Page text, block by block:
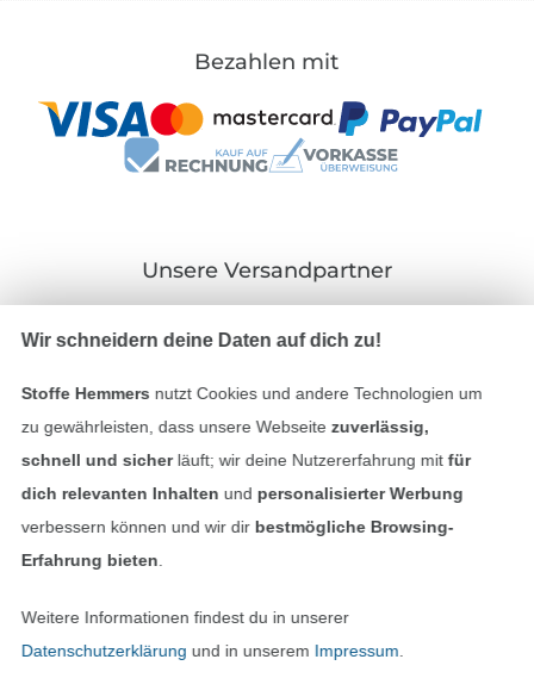
Bezahlen mit
Unsere Versandpartner
Impressum
AGB
Widerrufsrecht
In den deutschen Shop wechseln (aktuell
Wir schneidern deine Daten auf dich zu!
Stoffe Hemmers nutzt Cookies und andere Technologien um
zu gewährleisten, dass unsere Webseite zuverlässig,
schnell und sicherläuft; wir deine Nutzererfahrung mitfür
dich relevanten Inhalten und personalisierter Werbung
verbessern können und wir dir bestmögliche Browsing-
Erfahrung bieten
Weitere Informationen findest du in unserer
Datenschutzerklärung und in unserem Impressum